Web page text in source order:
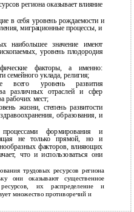
региона оказывает влияние
в себя уровень рождаемости и
миграционные процессы, и
наибольшее значение имеют
уровень плодородия
факторы, а именно:
семейного уклада, религия;
всего уровень развития
различных отраслей и сфер
рабочих мест;
жизни, степень развитости
образования, и
формирования и
не только прямой, но и
факторов, влияющих
что и использоваться они
трудовых ресурсов региона
они оказывают существенное
их распределение и
множество противоречий и